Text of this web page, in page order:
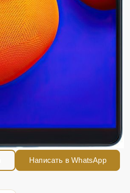
Написать в WhatsApp